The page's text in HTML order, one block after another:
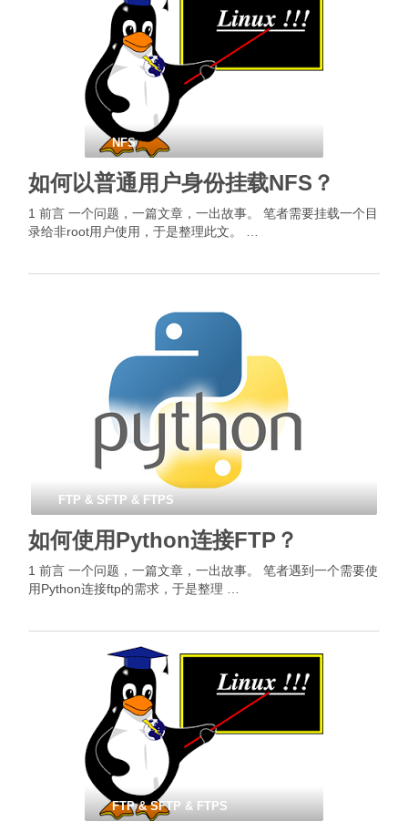
NFS
如何以普通用户身份挂载NFS？
1 前言 一个问题，一篇文章，一出故事。 笔者需要挂载一个目
录给非root用户使用，于是整理此文。 …
FTP & SFTP & FTPS
如何使用Python连接FTP？
1 前言 一个问题，一篇文章，一出故事。 笔者遇到一个需要使
用Python连接ftp的需求，于是整理 …
FTP & SFTP & FTPS